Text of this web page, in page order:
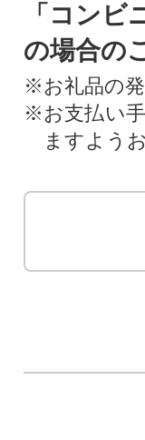
「コン
の場合の
※お礼品の
※お支払い
ますよう